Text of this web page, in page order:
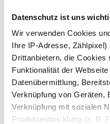
Datenschutz ist uns
Wir verwenden Cookies
Ihre IP-Adresse,
Drittanbietern, die Cookies
Funktionalität der
Datenübermittlung,
Verknüpfung von Geräten,
Verknüpfung mit sozialen
Produktentwicklung (z. B.
Stefanie B.
TV im
sehen, erst aus der
Genau so soll das
Spiegelfernsehr.